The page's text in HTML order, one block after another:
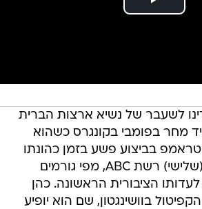
לשעבר של נשיא ארצות הברית
מחר בפומבי בקונגרס כשהוא
בביצוע פשע בזמן כהונתו
- כך דיווחה היום (שלישי) רשת ABC, מפי גורמים
הציבורית הראשונה. כהן
בוושינגטון, שם הוא יופיע